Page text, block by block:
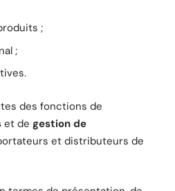
;
;
des fonctions de
et de gestion de
et distributeurs de